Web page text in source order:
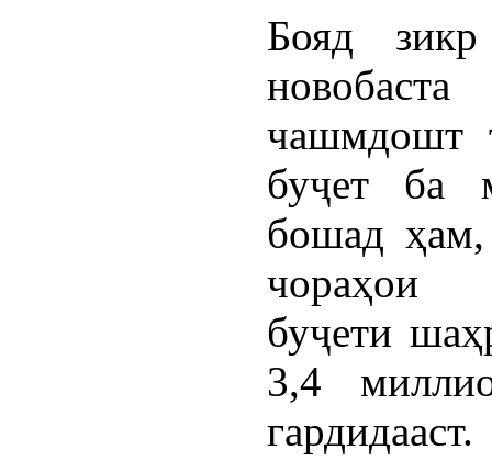
Бояд
чашмдошт
буҷет ба
бошад
чораҳои
буҷети
3,4
гардидааст.